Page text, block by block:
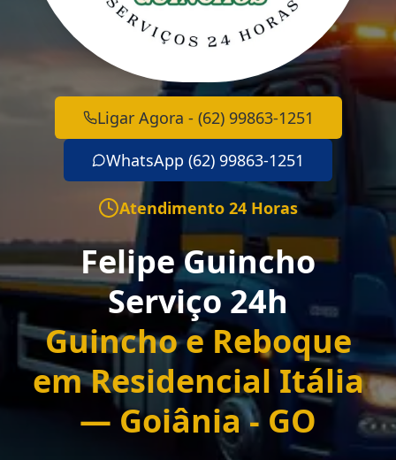
Ligar Agora - (62) 99863-1251
WhatsApp (62) 99863-1251
Atendimento 24 Horas
Felipe Guincho
Serviço 24h
Guincho e Reboque
em Residencial Itália
— Goiânia - GO